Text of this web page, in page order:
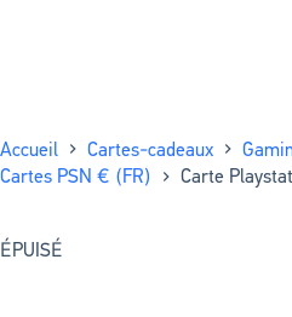
Accueil Cartes-cadeaux
Cartes PSN € (FR)
Carte
ÉPUISÉ